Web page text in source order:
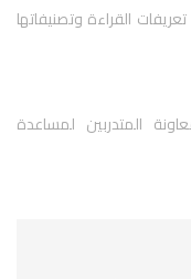
القراءة وتصنيفاتها
المتدربين لمساعدة